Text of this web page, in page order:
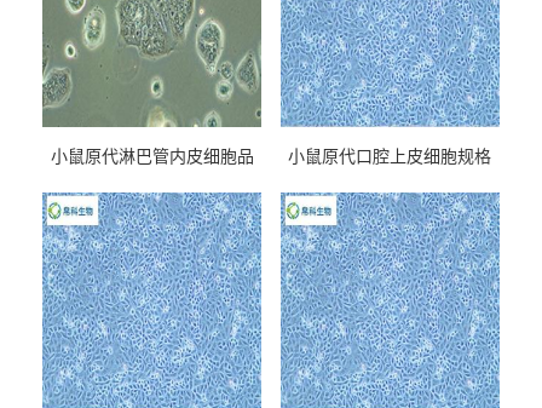
小鼠原代淋巴管内皮细胞品
小鼠原代口腔上皮细胞规格